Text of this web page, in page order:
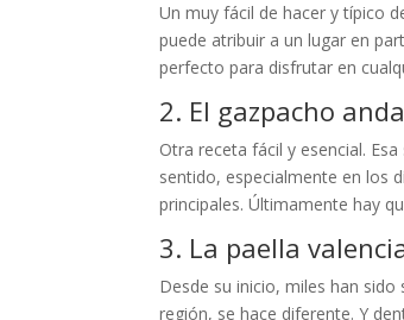
Un muy fácil de hacer y típico
puede atribuir a un lugar en
perfecto para disfrutar en
2. El gazpacho
Otra receta fácil y esencial.
sentido, especialmente en los
principales. Últimamente hay
3. La paella
Desde su inicio, miles han
región, se hace diferente. Y